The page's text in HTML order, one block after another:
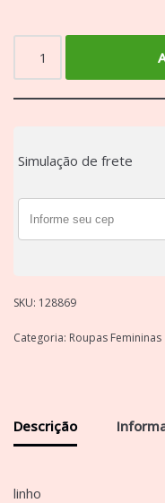
Simulação de frete
SKU: 128869
Categoria: Roupas Femininas
Descrição
linho